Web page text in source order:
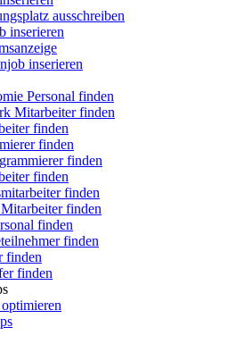
ausschreiben
inserieren
inserieren
Personal finden
Mitarbeiter finden
finden
finden
finden
finden
finden
finden
finden
finden
finden
finden